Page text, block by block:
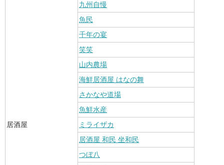
居酒屋
九州自慢
魚民
千年の宴
笑笑
山内農場
海鮮居酒屋 はなの舞
さかなや道場
魚鮮水産
ミライザカ
居酒屋 和民 坐和民
つぼ八